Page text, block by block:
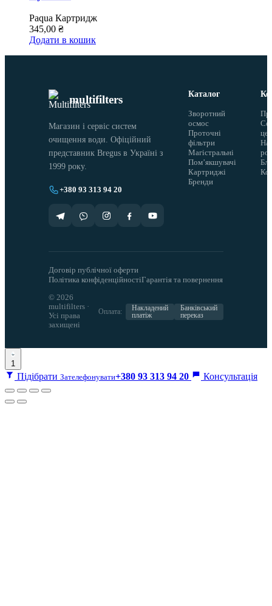
Paqua Картридж
345,00 ₴
Додати в кошик
multifilters
Магазин і сервіс систем
очищення води. Офіційний
представник Bregus в Україні з
1999 року.
+380 93 313 94 20
Каталог
Зворотний
осмос
Проточні
фільтри
Магістральні
Помʼякшувачі
Картриджі
Бренди
Договір публічної оферти
Політика конфіденційностіГарантія та повернення
© 2026
multifilters ·
Усі права
захищені
Оплата:
Накладений
платіж
Банківський
переказ
1
Підібрати Зателефонувати+380 93 313 94 20 Консультація